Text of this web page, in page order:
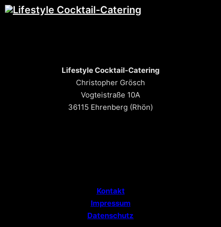
Lifestyle Cocktail-Catering
Christopher Grösch
Vogteistraße 10A
36115 Ehrenberg (Rhön)
Kontakt
Impressum
Datenschutz